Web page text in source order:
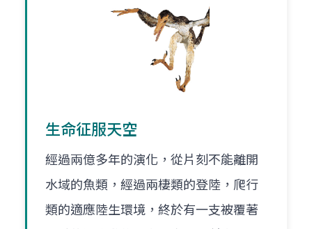
生命征服天空
經過兩億多年的演化，從片刻不能離開
水域的魚類，經過兩棲類的登陸，爬行
類的適應陸生環境，終於有一支被覆著